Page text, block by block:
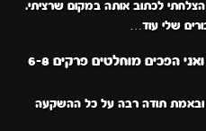
לכתוב אותה במקום שרציתי.
שלי עוד…
הפכים מוחלטים פרקים 6-8
ובאמת תודה רבה על כל ההשקעה